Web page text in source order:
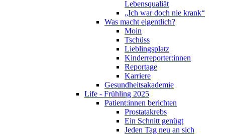
Lebensqualiät
„Ich war doch nie krank“
Was macht eigentlich?
Moin
Tschüss
Lieblingsplatz
Kinderreporter:innen
Reportage
Karriere
Gesundheitsakademie
Life - Frühling 2025
Patient:innen berichten
Prostatakrebs
Ein Schnitt genügt
Jeden Tag neu an sich